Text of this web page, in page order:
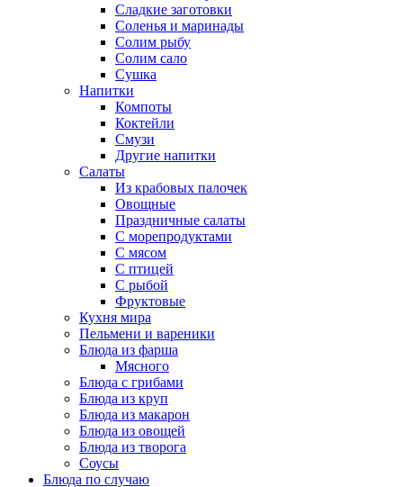
Сладкие заготовки
Соленья и маринады
Солим рыбу
Солим сало
Сушка
Напитки
Компоты
Коктейли
Смузи
Другие напитки
Салаты
Из крабовых палочек
Овощные
Праздничные салаты
С морепродуктами
С мясом
С птицей
С рыбой
Фруктовые
Кухня мира
Пельмени и вареники
Блюда из фарша
Мясного
Блюда с грибами
Блюда из круп
Блюда из макарон
Блюда из овощей
Блюда из творога
Соусы
Блюда по случаю